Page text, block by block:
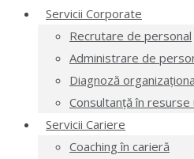
Servicii Corporate
Recrutare de personal
Administrare de
Diagnoză
Consultanță în resurse
Servicii Cariere
Coaching în carieră